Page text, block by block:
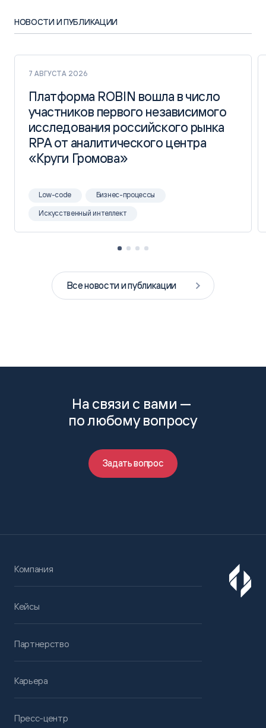
НОВОСТИ И ПУБЛИКАЦИИ
7 АВГУСТА 2026
Платформа ROBIN вошла в число
участников первого независимого
исследования российского рынка
RPA от аналитического центра
«Круги Громова»
Платформа ROBIN вошла в число
участников первого независимого
исследования российского рынка
RPA от аналитического центра
«Круги Громова»
Low-code Бизнес-процессы
Искусственный интеллект
Все новости и публикации
На связи с вами —
по любому вопросу
Задать вопрос
Компания
Кейсы
Партнерство
Карьера
Пресс-центр